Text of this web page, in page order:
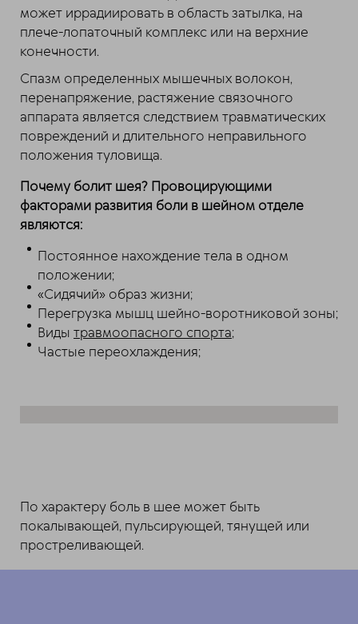
может иррадиировать в область затылка, на
плече-лопаточный комплекс или на верхние
конечности.
Спазм определенных мышечных волокон,
перенапряжение, растяжение связочного
аппарата является следствием травматических
повреждений и длительного неправильного
положения туловища.
Почему болит шея? Провоцирующими
факторами развития боли в шейном отделе
являются:
Постоянное нахождение тела в одном
положении;
«Сидячий» образ жизни;
Перегрузка мышц шейно-воротниковой зоны;
Виды травмоопасного спорта;
Частые переохлаждения;
По характеру боль в шее может быть
покалывающей, пульсирующей, тянущей или
простреливающей.